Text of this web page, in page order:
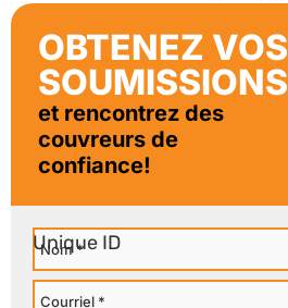
OBTENEZ VOS
SOUMISSIONS
et rencontrez des
couvreurs de
confiance!
Nom
Courriel